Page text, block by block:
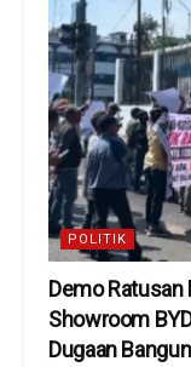
POLITIK
Demo Ratusan
Showroom
Dugaan